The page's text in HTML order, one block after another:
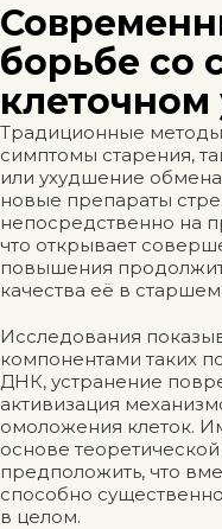
борьбе со
клеточном
Традиционные
симптомы старения,
или ухудшение
новые препараты
непосредственно на
что открывает
повышения
качества её в
Исследования
компонентами таких
ДНК, устранение
активизация
омоложения клеток.
основе
предположить, что
способно
в целом.